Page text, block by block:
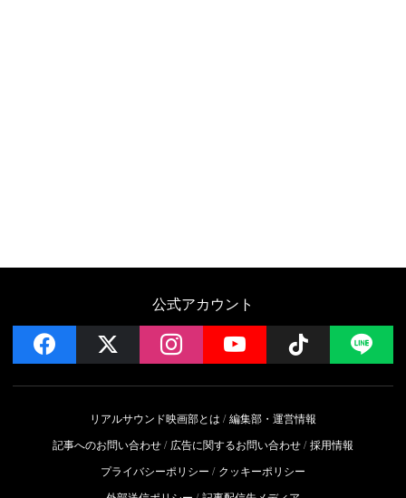
公式アカウント
facebook instagramYouTube Follow
リアルサウンド映画部とは
編集部・運営情報
記事へのお問い合わせ
広告に関するお問い合わせ 採用情報
プライバシーポリシー
クッキーポリシー